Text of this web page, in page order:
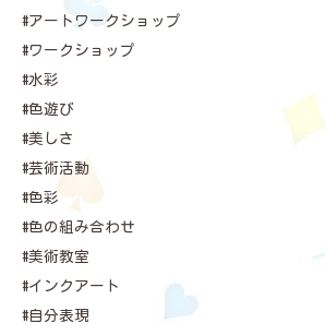
#アートワークショップ
#ワークショップ
#水彩
#色遊び
#美しさ
#芸術活動
#色彩
#色の組み合わせ
#美術教室
#インクアート
#自分表現